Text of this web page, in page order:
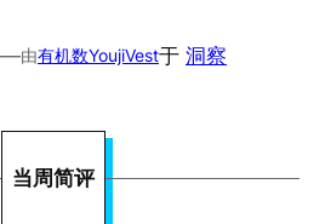
—由有机数YoujiVest于 洞察
当周简评